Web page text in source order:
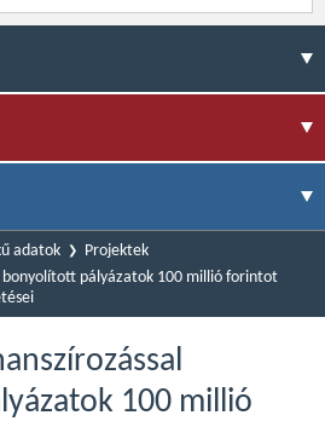
adatok
Projektek
bonyolított pályázatok 100 millió forintot
100 millió